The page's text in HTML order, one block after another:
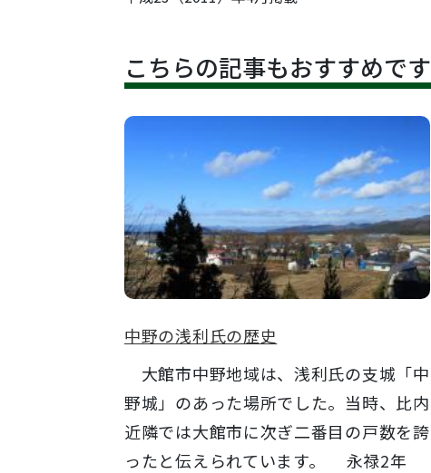
こちらの記事もおすすめです
中野の浅利氏の歴史
大館市中野地域は、浅利氏の支城「中
野城」のあった場所でした。当時、比内
近隣では大館市に次ぎ二番目の戸数を誇
ったと伝えられています。 永禄2年